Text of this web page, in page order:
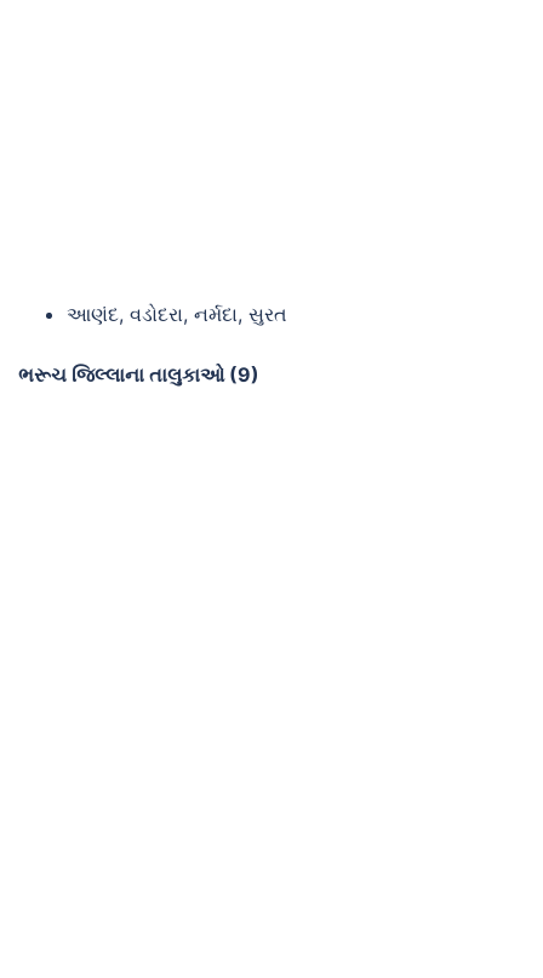
આણંદ, વડોદરા, નર્મદા, સુરત
ભરૂચ જિલ્લાના તાલુકાઓ (9)